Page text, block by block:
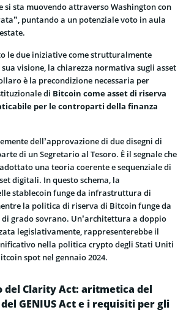
si sta muovendo attraverso Washington con
puntando a un potenziale voto in aula
le due iniziative come strutturalmente
visione, la chiarezza normativa sugli asset
è la precondizione necessaria per
di Bitcoin come asset di riserva
per le controparti della finanza
dell’approvazione di due disegni di
di un Segretario al Tesoro. È il segnale che
una teoria coerente e sequenziale di
digitali. In questo schema, la
stablecoin funge da infrastruttura di
la politica di riserva di Bitcoin funge da
grado sovrano. Un’architettura a doppio
legislativamente, rappresenterebbe il
nella politica crypto degli Stati Uniti
spot nel gennaio 2024.
del Clarity Act: aritmetica del
GENIUS Act e i requisiti per gli